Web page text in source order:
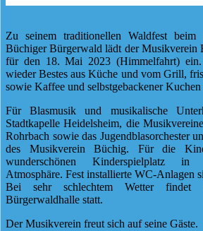
Zu seinem traditionellen Waldfest
Büchiger Bürgerwald lädt der Musikverein
für den 18. Mai 2023 (Himmelfahrt)
wieder Bestes aus Küche und vom Grill,
sowie Kaffee und selbstgebackener Kuchen
Für Blasmusik und musikalische
Stadtkapelle Heidelsheim, die
Rohrbach sowie das Jugendblasorchester
des Musikverein Büchig. Für die
wunderschönen Kinderspielplatz in
Atmosphäre. Fest installierte WC-Anlagen
Bei sehr schlechtem Wetter
Bürgerwaldhalle statt.
Der Musikverein freut sich auf seine Gäste.